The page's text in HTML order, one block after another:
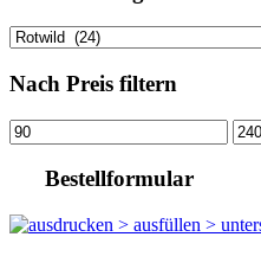
Nach Preis filtern
Min.
Preis
Max.
Bestellformular